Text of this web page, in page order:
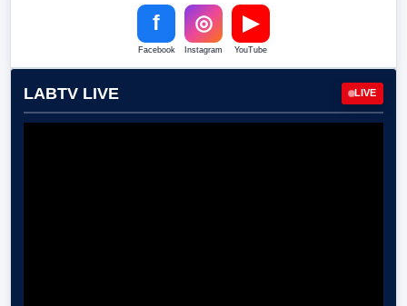
f
Facebook
◎
Instagram
▶
YouTube
LABTV LIVE LIVE